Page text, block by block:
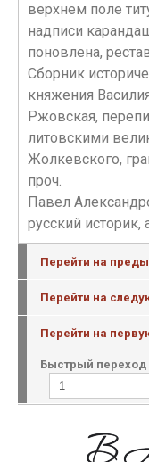
верхнем поле
надписи
поновлена,
Сборник
княжения
Ржовская,
литовскими
Жолкевского,
проч.
Павел
русский историк,
Перейти на
Перейти на
Перейти на
Быстрый переход